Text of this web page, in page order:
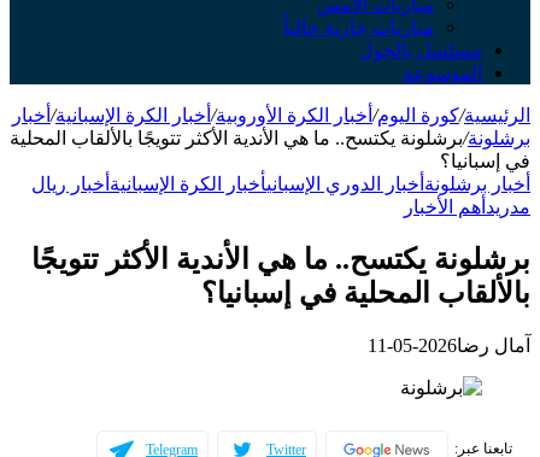
مباريات الأمس
مباريات جارية حالياً
مسلسل بالجول
الموسوعة
الرئيسية/كورة اليوم/ أخبار الكرة الأوروبية/ أخبار الكرة الإسبانية/ أخبار
برشلونة/برشلونة يكتسح.. ما هي الأندية الأكثر تتويجًا بالألقاب المحلية
في إسبانيا؟
أخبار برشلونة أخبار الدوري الإسبانيأخبار الكرة الإسبانية أخبار ريال
مدريد أهم الأخبار
برشلونة يكتسح.. ما هي الأندية الأكثر تتويجًا
بالألقاب المحلية في إسبانيا؟
آمال رضا2026-05-11
تابعنا عبر: Twitter
Telegram